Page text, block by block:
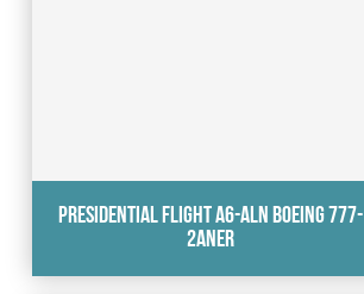
Presidential Flight A6-ALN Boeing 777-
2ANER